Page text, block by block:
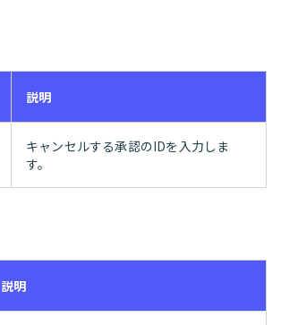
説明
キャンセルする承認のIDを入力しま
す。
説明